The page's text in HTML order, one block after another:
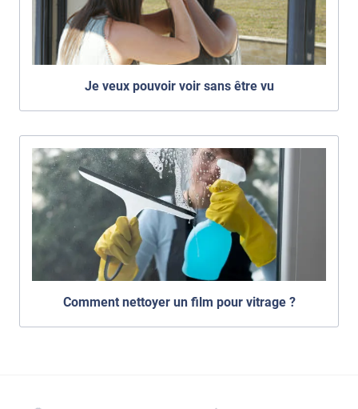
Je veux pouvoir voir sans être vu
Comment nettoyer un film pour vitrage ?